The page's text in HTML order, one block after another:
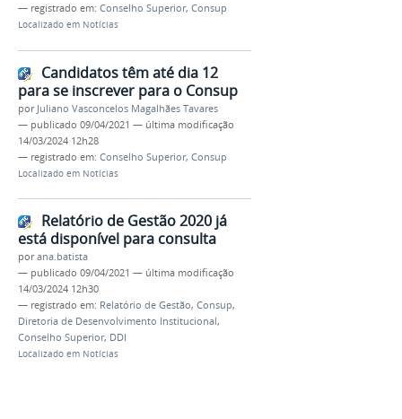
— registrado em: Conselho Superior, Consup
Localizado em Notícias
Candidatos têm até dia 12
para se inscrever para o Consup
por Juliano Vasconcelos Magalhães Tavares
— publicado 09/04/2021 — última modificação
14/03/2024 12h28
— registrado em: Conselho Superior, Consup
Localizado em Notícias
Relatório de Gestão 2020 já
está disponível para consulta
porana.batista
— publicado 09/04/2021 — última modificação
14/03/2024 12h30
— registrado em: Relatório de Gestão, Consup,
Diretoria de Desenvolvimento Institucional,
Conselho Superior, DDI
Localizado em Notícias